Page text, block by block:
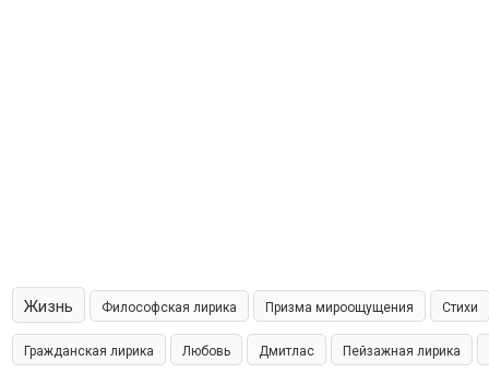
Жизнь Философская лирика Призма мироощущения Стихи
Гражданская лирика Любовь Дмитлас Пейзажная лирика